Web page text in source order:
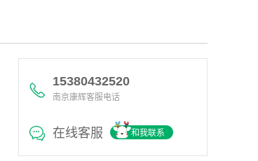
15380432520
南京康辉客服电话
在线客服 和我联系